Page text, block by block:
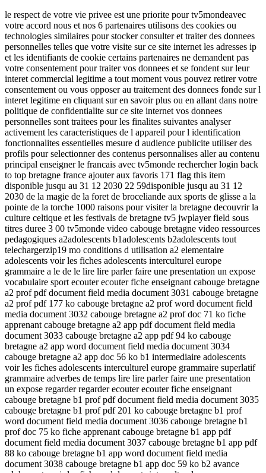
le respect de votre vie privee est une priorite pour tv5mondeavec
votre accord nous et nos 6 partenaires utilisons des cookies ou
technologies similaires pour stocker consulter et traiter des donnees
personnelles telles que votre visite sur ce site internet les adresses ip
et les identifiants de cookie certains partenaires ne demandent pas
votre consentement pour traiter vos donnees et se fondent sur leur
interet commercial legitime a tout moment vous pouvez retirer votre
consentement ou vous opposer au traitement des donnees fonde sur l
interet legitime en cliquant sur en savoir plus ou en allant dans notre
politique de confidentialite sur ce site internet vos donnees
personnelles sont traitees pour les finalites suivantes analyser
activement les caracteristiques de l appareil pour l identification
fonctionnalites essentielles mesure d audience publicite utiliser des
profils pour selectionner des contenus personnalises aller au contenu
principal enseigner le francais avec tv5monde rechercher login back
to top bretagne france ajouter aux favoris 171 flag this item
disponible jusqu au 31 12 2030 22 59disponible jusqu au 31 12
2030 de la magie de la foret de broceliande aux sports de glisse a la
pointe de la torche 1000 raisons pour visiter la bretagne decouvrir la
culture celtique et les festivals de bretagne tv5 jwplayer field sous
titres duree 3 00 tv5monde video cabouge bretagne video ressources
pedagogiques a2adolescents b1adolescents b2adolescents tout
telechargerzip19 mo conditions d utilisation a2 elementaire
adolescents voir les fiches adolescents interculturel europe
grammaire a le de le lire lire parler faire une presentation un expose
vocabulaire sport ecouter ecouter fiche enseignant cabouge bretagne
a2 prof pdf document field media document 3031 cabouge bretagne
a2 prof pdf 177 ko cabouge bretagne a2 prof word document field
media document 3032 cabouge bretagne a2 prof doc 71 ko fiche
apprenant cabouge bretagne a2 app pdf document field media
document 3033 cabouge bretagne a2 app pdf 94 ko cabouge
bretagne a2 app word document field media document 3034
cabouge bretagne a2 app doc 56 ko b1 intermediaire adolescents
voir les fiches adolescents interculturel europe grammaire superlatif
grammaire adverbes de temps lire lire parler faire une presentation
un expose regarder regarder ecouter ecouter fiche enseignant
cabouge bretagne b1 prof pdf document field media document 3035
cabouge bretagne b1 prof pdf 201 ko cabouge bretagne b1 prof
word document field media document 3036 cabouge bretagne b1
prof doc 75 ko fiche apprenant cabouge bretagne b1 app pdf
document field media document 3037 cabouge bretagne b1 app pdf
88 ko cabouge bretagne b1 app word document field media
document 3038 cabouge bretagne b1 app doc 59 ko b2 avance